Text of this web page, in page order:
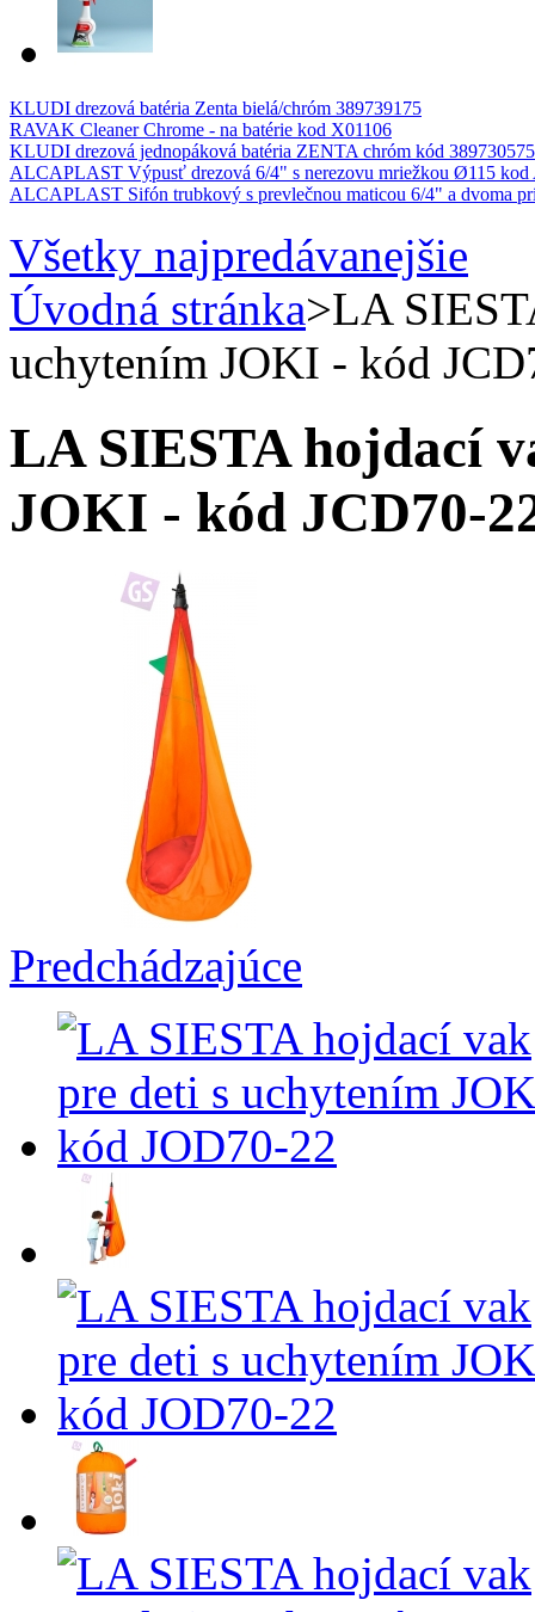
KLUDI drezová batéria Zenta bielá/chróm 389739175
RAVAK Cleaner Chrome - na batérie kod X01106
KLUDI drezová jednopáková batéria ZENTA chróm kód 389730575
ALCAPLAST Výpusť drezová 6/4" s nerezovu mriežkou Ø115 kod
ALCAPLAST Sifón trubkový s prevlečnou maticou 6/4" a dvoma
Všetky najpredávanejšie
Úvodná stránka>LA
uchytením JOKI - kód
LA SIESTA hojdací
JOKI - kód JCD70-
Predchádzajúce